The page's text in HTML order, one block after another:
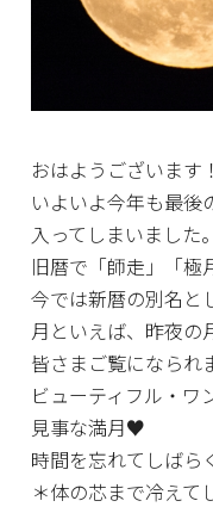
おはようございます！
いよいよ今年も最後
入ってしまいました。
旧暦で「師走」「極
今では新暦の別名と
月といえば、昨夜の
皆さまご覧になられ
ビューティフル・
見事な満月♥
時間を忘れてしばら
＊体の芯まで冷えて